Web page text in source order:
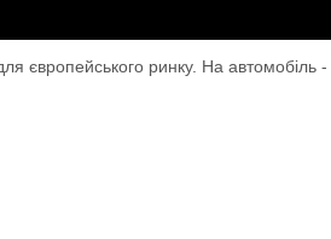
європейського ринку. На